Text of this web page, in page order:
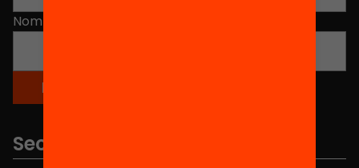
Nom
Seccions